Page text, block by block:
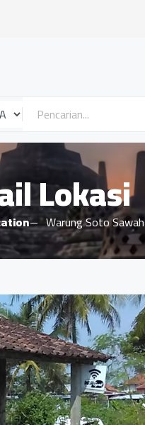
Lokasi
Warung Soto Sawah